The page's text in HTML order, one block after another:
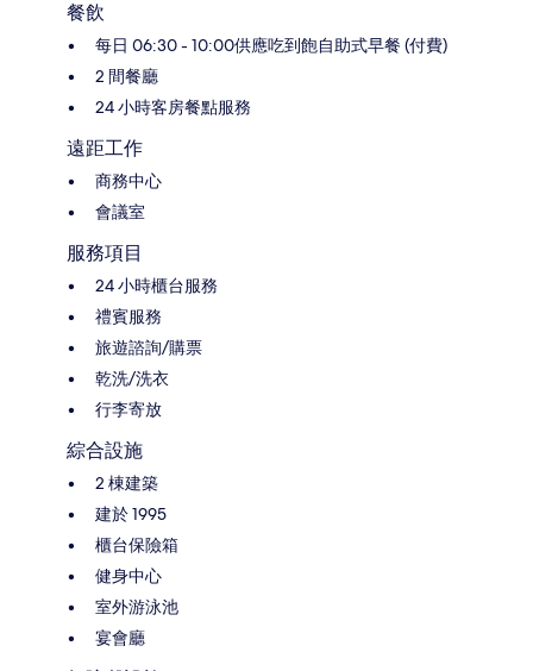
餐飲
每日 06:30 - 10:00供應吃到飽自助式早餐 (付費)
2 間餐廳
24 小時客房餐點服務
遠距工作
商務中心
會議室
服務項目
24 小時櫃台服務
禮賓服務
旅遊諮詢/購票
乾洗/洗衣
行李寄放
綜合設施
2 棟建築
建於 1995
櫃台保險箱
健身中心
室外游泳池
宴會廳